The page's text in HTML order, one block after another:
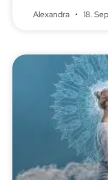
Alexandra 18.